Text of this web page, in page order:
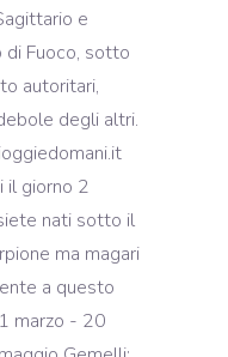
e
di Fuoco, sotto
autoritari,
degli altri.
il giorno 2
nati sotto il
ma magari
a questo
marzo - 20